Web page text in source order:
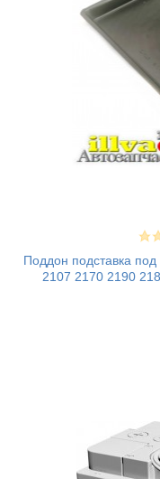
Поддон подставка
2107 2170 2190